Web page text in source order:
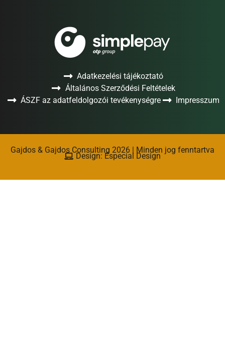
Adatkezelési tájékoztató
Általános Szerződési Feltételek
ÁSZF az adatfeldolgozói tevékenységre
Impresszum
Gajdos & Gajdos Consulting 2026 | Minden jog fenntartva
Design: Especial Design